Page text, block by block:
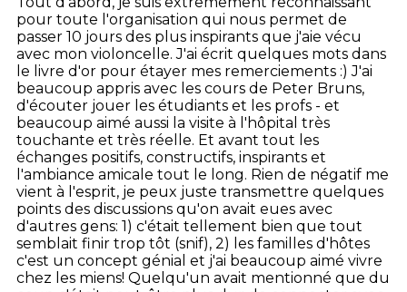
pour toute l'organisation qui nous permet de
passer 10 jours des plus inspirants que j'aie vécu
avec mon violoncelle. J'ai écrit quelques mots dans
le livre d'or pour étayer mes remerciements :) J'ai
beaucoup appris avec les cours de Peter Bruns,
d'écouter jouer les étudiants et les profs - et
beaucoup aimé aussi la visite à l'hôpital très
touchante et très réelle. Et avant tout les
échanges positifs, constructifs, inspirants et
l'ambiance amicale tout le long. Rien de négatif me
vient à l'esprit, je peux juste transmettre quelques
points des discussions qu'on avait eues avec
d'autres gens: 1) c'était tellement bien que tout
semblait finir trop tôt (snif), 2) les familles d'hôtes
c'est un concept génial et j'ai beaucoup aimé vivre
chez les miens! Quelqu'un avait mentionné que du